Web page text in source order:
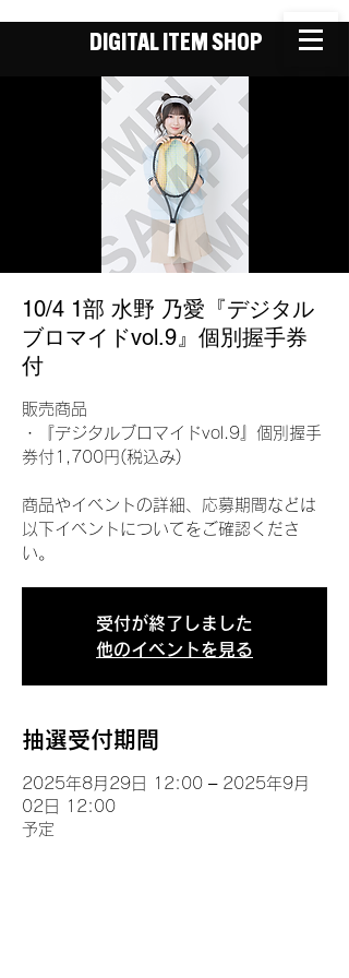
DIGITAL ITEM SHOP
10/4 1部 水野 乃愛『デジタル
ブロマイドvol.9』個別握手券
付
販売商品
・『デジタルブロマイドvol.9』個別握手
券付1,700円(税込み)
商品やイベントの詳細、応募期間などは
以下イベントについてをご確認くださ
い。
受付が終了しました
他のイベントを見る
抽選受付期間
2025年8月29日 12:00 – 2025年9月
02日 12:00
予定